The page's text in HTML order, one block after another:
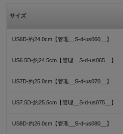
サイズ
US6D-約24.0cm【管理__S-d-us060__】
US6.5D-約24.5cm【管理__S-d-us065__】
US7D-約25.0cm【管理__S-d-us070__】
US7.5D-約25.5cm【管理__S-d-us075__】
US8D-約26.0cm【管理__S-d-us080__】